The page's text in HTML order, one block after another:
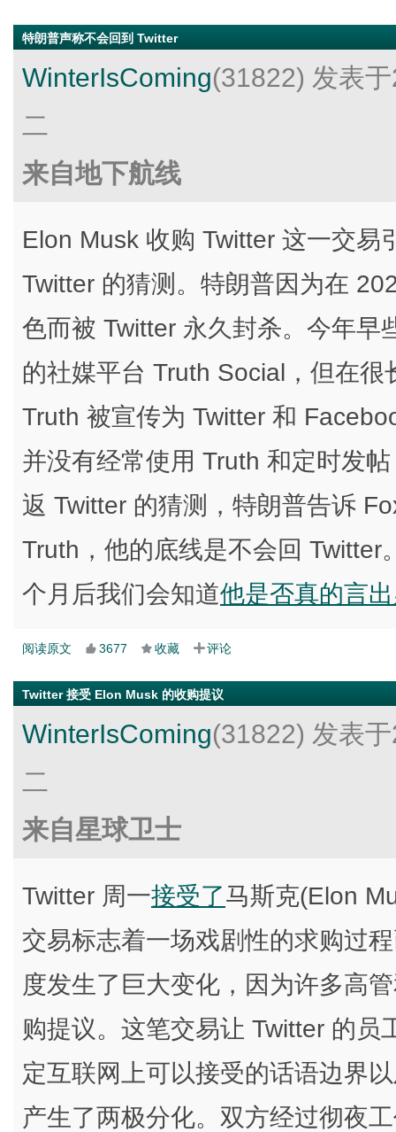
特朗普声称不会回到 Twitter
WinterIsComing(31822) 发表
二
来自地下航线
Elon Musk 收购 Twitter 这一交易
Twitter 的猜测。特朗普因为在
色而被 Twitter 永久封杀。今年早
的社媒平台 Truth Social，但在
Truth 被宣传为 Twitter 和
并没有经常使用 Truth 和定时发
返 Twitter 的猜测，特朗普告诉
Truth，他的底线是不会回
个月后我们会知道他是否真的言
阅读原文 3677 收藏 评论
Twitter 接受 Elon Musk 的收购提议
WinterIsComing(31822) 发表
二
来自星球卫士
Twitter 周一接受了马斯克(Elon
交易标志着一场戏剧性的求购过
度发生了巨大变化，因为许多高
购提议。这笔交易让 Twitter 的
定互联网上可以接受的话语边界
产生了两极分化。双方经过彻夜